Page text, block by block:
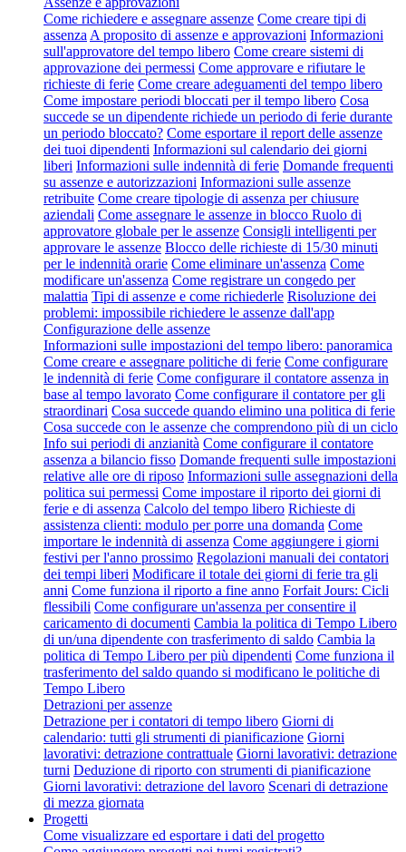
Come richiedere e assegnare assenze Come creare tipi di
assenza A proposito di assenze e approvazioni Informazioni
sull'approvatore del tempo libero Come creare sistemi di
approvazione dei permessi Come approvare e rifiutare le
richieste di ferie Come creare adeguamenti del tempo libero
Come impostare periodi bloccati per il tempo libero Cosa
succede se un dipendente richiede un periodo di ferie durante
un periodo bloccato? Come esportare il report delle assenze
dei tuoi dipendenti Informazioni sul calendario dei giorni
liberi Informazioni sulle indennità di ferie Domande frequenti
su assenze e autorizzazioni Informazioni sulle assenze
retribuite Come creare tipologie di assenza per chiusure
aziendali Come assegnare le assenze in blocco Ruolo di
approvatore globale per le assenze Consigli intelligenti per
approvare le assenze Blocco delle richieste di 15/30 minuti
per le indennità orarie Come eliminare un'assenza Come
modificare un'assenza Come registrare un congedo per
malattia Tipi di assenze e come richiederle Risoluzione dei
problemi: impossibile richiedere le assenze dall'app
Configurazione delle assenze
Informazioni sulle impostazioni del tempo libero: panoramica
Come creare e assegnare politiche di ferie Come configurare
le indennità di ferie Come configurare il contatore assenza in
base al tempo lavorato Come configurare il contatore per gli
straordinari Cosa succede quando elimino una politica di ferie
Cosa succede con le assenze che comprendono più di un ciclo
Info sui periodi di anzianità Come configurare il contatore
assenza a bilancio fisso Domande frequenti sulle impostazioni
relative alle ore di riposo Informazioni sulle assegnazioni della
politica sui permessi Come impostare il riporto dei giorni di
ferie e di assenza Calcolo del tempo libero Richieste di
assistenza clienti: modulo per porre una domanda Come
importare le indennità di assenza Come aggiungere i giorni
festivi per l'anno prossimo Regolazioni manuali dei contatori
dei tempi liberi Modificare il totale dei giorni di ferie tra gli
anni Come funziona il riporto a fine anno Forfait Jours: Cicli
flessibili Come configurare un'assenza per consentire il
caricamento di documenti Cambia la politica di Tempo Libero
di un/una dipendente con trasferimento di saldo Cambia la
politica di Tempo Libero per più dipendenti Come funziona il
trasferimento del saldo quando si modificano le politiche di
Tempo Libero
Detrazioni per assenze
Detrazione per i contatori di tempo libero Giorni di
calendario: tutti gli strumenti di pianificazione Giorni
lavorativi: detrazione contrattuale Giorni lavorativi: detrazione
turni Deduzione di riporto con strumenti di pianificazione
Giorni lavorativi: detrazione del lavoro Scenari di detrazione
di mezza giornata
Progetti
Come visualizzare ed esportare i dati del progetto